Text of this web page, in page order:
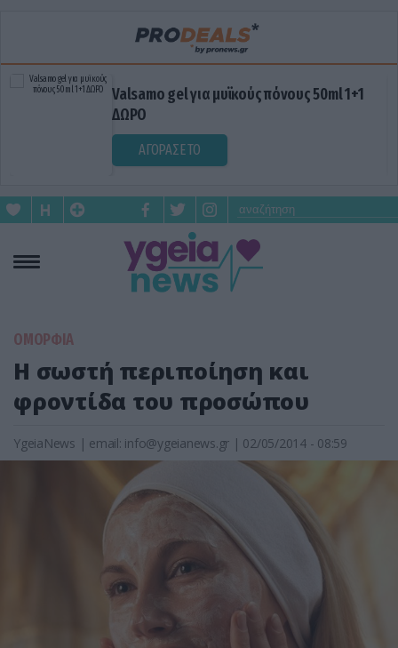
Valsamo gel για μυϊκούς πόνους 50ml 1+1
ΔΩΡΟ
ΑΓΟΡΑΣΕ ΤΟ
ΟΜΟΡΦΙΑ
Η σωστή περιποίηση και
φροντίδα του προσώπου
YgeiaNews | email: info@ygeianews.gr | 02/05/2014 - 08:59